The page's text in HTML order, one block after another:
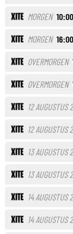
MORGEN 10:00
MORGEN 16:00
OVERMORGEN
OVERMORGEN
12 AUGUSTUS
12 AUGUSTUS
13 AUGUSTUS
13 AUGUSTUS
14 AUGUSTUS
14 AUGUSTUS